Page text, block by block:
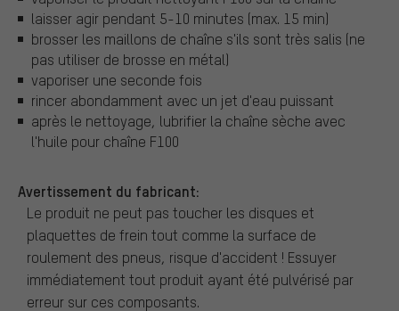
laisser agir pendant 5-10 minutes (max. 15 min)
brosser les maillons de chaîne s'ils sont très salis (ne
pas utiliser de brosse en métal)
vaporiser une seconde fois
rincer abondamment avec un jet d'eau puissant
après le nettoyage, lubrifier la chaîne sèche avec
l'huile pour chaîne F100
Avertissement du fabricant:
Le produit ne peut pas toucher les disques et
plaquettes de frein tout comme la surface de
roulement des pneus, risque d'accident ! Essuyer
immédiatement tout produit ayant été pulvérisé par
erreur sur ces composants.